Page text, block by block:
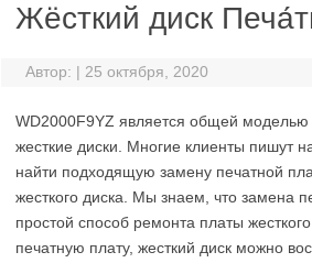
Жёсткий диск
Автор: | 25 октября, 2020
WD2000F9YZ является общей моделью
жесткие диски. Многие клиенты пишут
найти подходящую замену печатной
жесткого диска. Мы знаем, что замена
простой способ ремонта платы
печатную плату, жесткий диск можно